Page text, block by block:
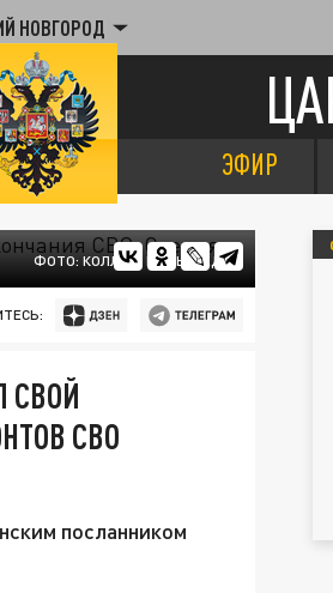
НОВГОРОД
ЭФИР
ФОТО: КОЛЛАЖ ЦАРЬГРАДА
СВОЙ
СВО
посланником